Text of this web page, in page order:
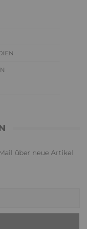
über neue Artikel